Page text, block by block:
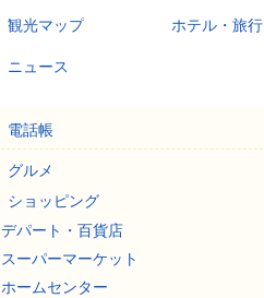
観光マップ ホテル・旅行
ニュース
電話帳
グルメ
ショッピング
デパート・百貨店
スーパーマーケット
ホームセンター